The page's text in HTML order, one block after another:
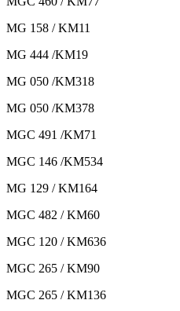
MG 158 / KM11
MG 444 /KM19
MG 050 /KM318
MG 050 /KM378
MGC 491 /KM71
MGC 146 /KM534
MG 129 / KM164
MGC 482 / KM60
MGC 120 / KM636
MGC 265 / KM90
MGC 265 / KM136